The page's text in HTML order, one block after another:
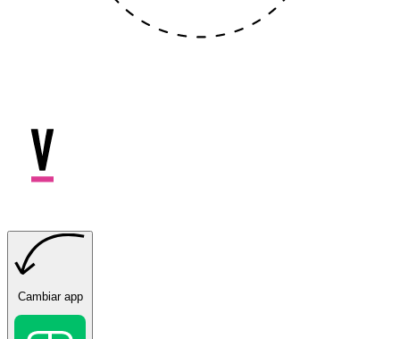
Cambiar app